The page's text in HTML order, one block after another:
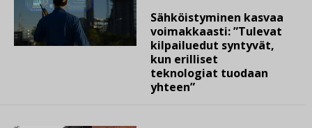
Sähköistyminen kasvaa
voimakkaasti: ”Tulevat
kilpailuedut syntyvät,
kun erilliset
teknologiat tuodaan
yhteen”